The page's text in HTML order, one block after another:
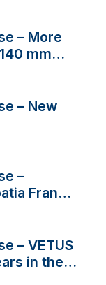
– More
mm
– New
–
France
– VETUS
in the